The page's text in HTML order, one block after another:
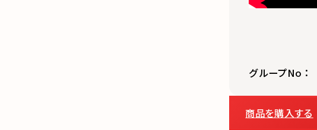
グループNo：
商品を購入する